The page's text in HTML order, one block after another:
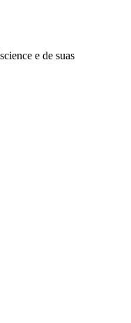
e de suas